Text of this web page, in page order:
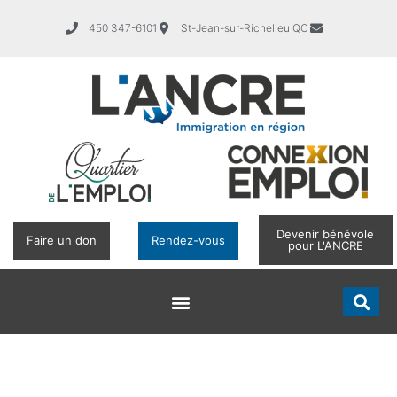
450 347-6101 St-Jean-sur-Richelieu QC
Faire un don Rendez-vous
Devenir bénévole
pour L'ANCRE